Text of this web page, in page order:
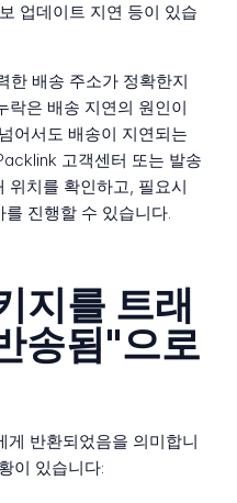
업데이트 지연 등이 있습
한 배송 주소가 정확한지
락은 배송 지연의 원인이
어서도 배송이 지연되는
고객센터 또는 발송
위치를 확인하고, 필요시
진행할 수 있습니다.
지를 트래
송됨"으로
게 반환되었음을 의미합니
이 있습니다: